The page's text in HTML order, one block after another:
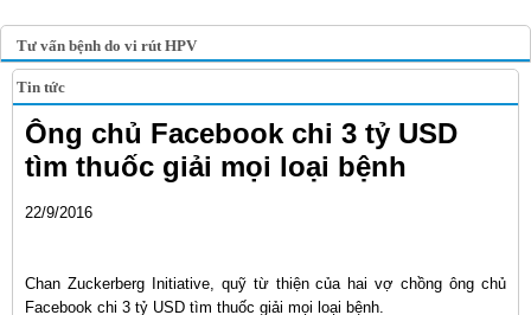
Tư vấn bệnh do vi rút HPV
Tin tức
Ông chủ Facebook chi 3 tỷ USD
tìm thuốc giải mọi loại bệnh
22/9/2016
Chan Zuckerberg Initiative, quỹ từ thiện của hai vợ chồng ông chủ
Facebook chi 3 tỷ USD tìm thuốc giải mọi loại bệnh.